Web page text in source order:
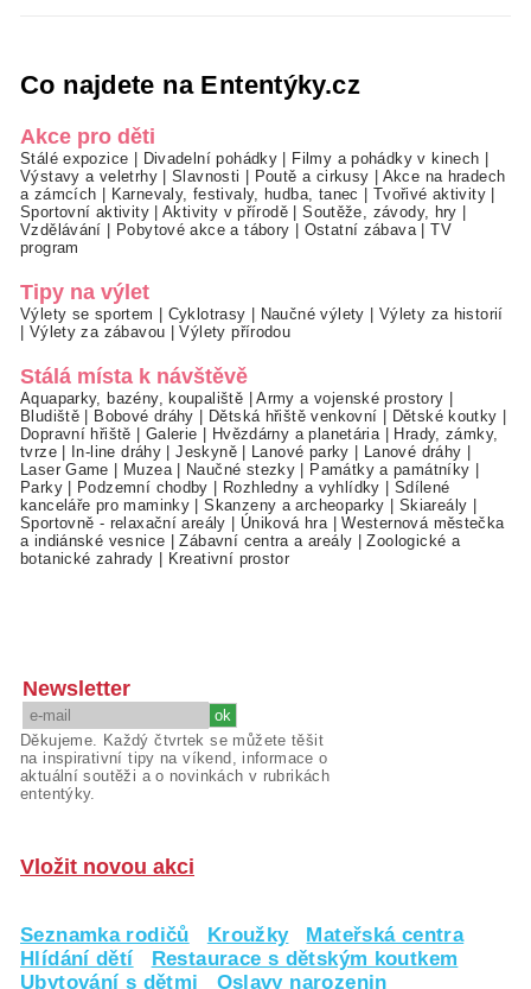
Co najdete na Ententýky.cz
Akce pro děti
Stálé expozice Divadelní pohádky Filmy a pohádky v kinech
Výstavy a veletrhy|Slavnosti Poutě a cirkusy
Akce na hradech
a zámcích
Karnevaly, festivaly, hudba, tanec Tvořivé aktivity
Sportovní aktivity|Aktivity v přírodě |Soutěže, závody, hry
Vzdělávání
Pobytové akce a tábory Ostatní zábava|TV
program
Tipy na výlet
Výlety se sportem Cyklotrasy Naučné výlety
Výlety za historií
Výlety za zábavou |Výlety přírodou
Stálá místa k návštěvě
Aquaparky, bazény, koupaliště |Army a vojenské prostory
Bludiště
Bobové dráhy Dětská hřiště venkovní Dětské koutky
Dopravní hřiště
Galerie Hvězdárny a planetária|
Hrady, zámky,
tvrze| In-line dráhy |Jeskyně| Lanové parky Lanové dráhy
Laser Game
Muzea| Naučné stezky Památky a památníky
Parky| Podzemní chodby Rozhledny a vyhlídky
Sdílené
kanceláře pro maminky |Skanzeny a archeoparky Skiareály
Sportovně - relaxační areály
Úniková hra|Westernová městečka
a indiánské vesnice |Zábavní centra a areály |Zoologické a
botanické zahrady
Kreativní prostor
Newsletter
Děkujeme. Každý čtvrtek se můžete těšit
na inspirativní tipy na víkend, informace o
aktuální soutěži a o novinkách v rubrikách
ententýky.
Vložit novou akci
Seznamka rodičů Kroužky
Mateřská centra
Hlídání dětí
Restaurace s dětským koutkem
Ubytování s dětmi
Oslavy narozenin